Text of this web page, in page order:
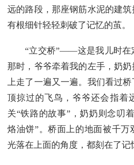
远的路段，那座钢筋水泥的建
有根细针轻轻刺破了记忆的茧。
“立交桥”——这是我儿时在
那时，爷爷牵着我的左手，奶
上走了一遍又一遍。我们看过
顶掠过的飞鸟，爷爷还会指着
关“铁路的故事”，奶奶则念叨
烙油饼”。桥面上的地面被千万
光落在上面的角度，都刻在了记